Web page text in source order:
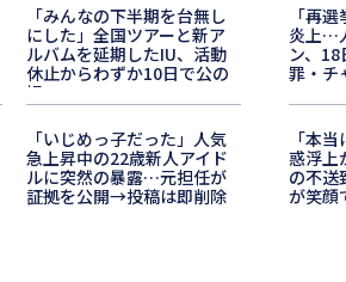
「みんなの下半期を台無し
にした」全国ツアーと新ア
ルバムを延期したIU、活動
休止からわずか10日で公の
場へ
「いじめっ子だった」人気
急上昇中の22歳新人アイド
ルに突然の暴露…元担任が
証拠を公開→投稿は即削除
「再
炎上…
ン、
罪・チ
「本
惑浮上
の不送
が笑顔